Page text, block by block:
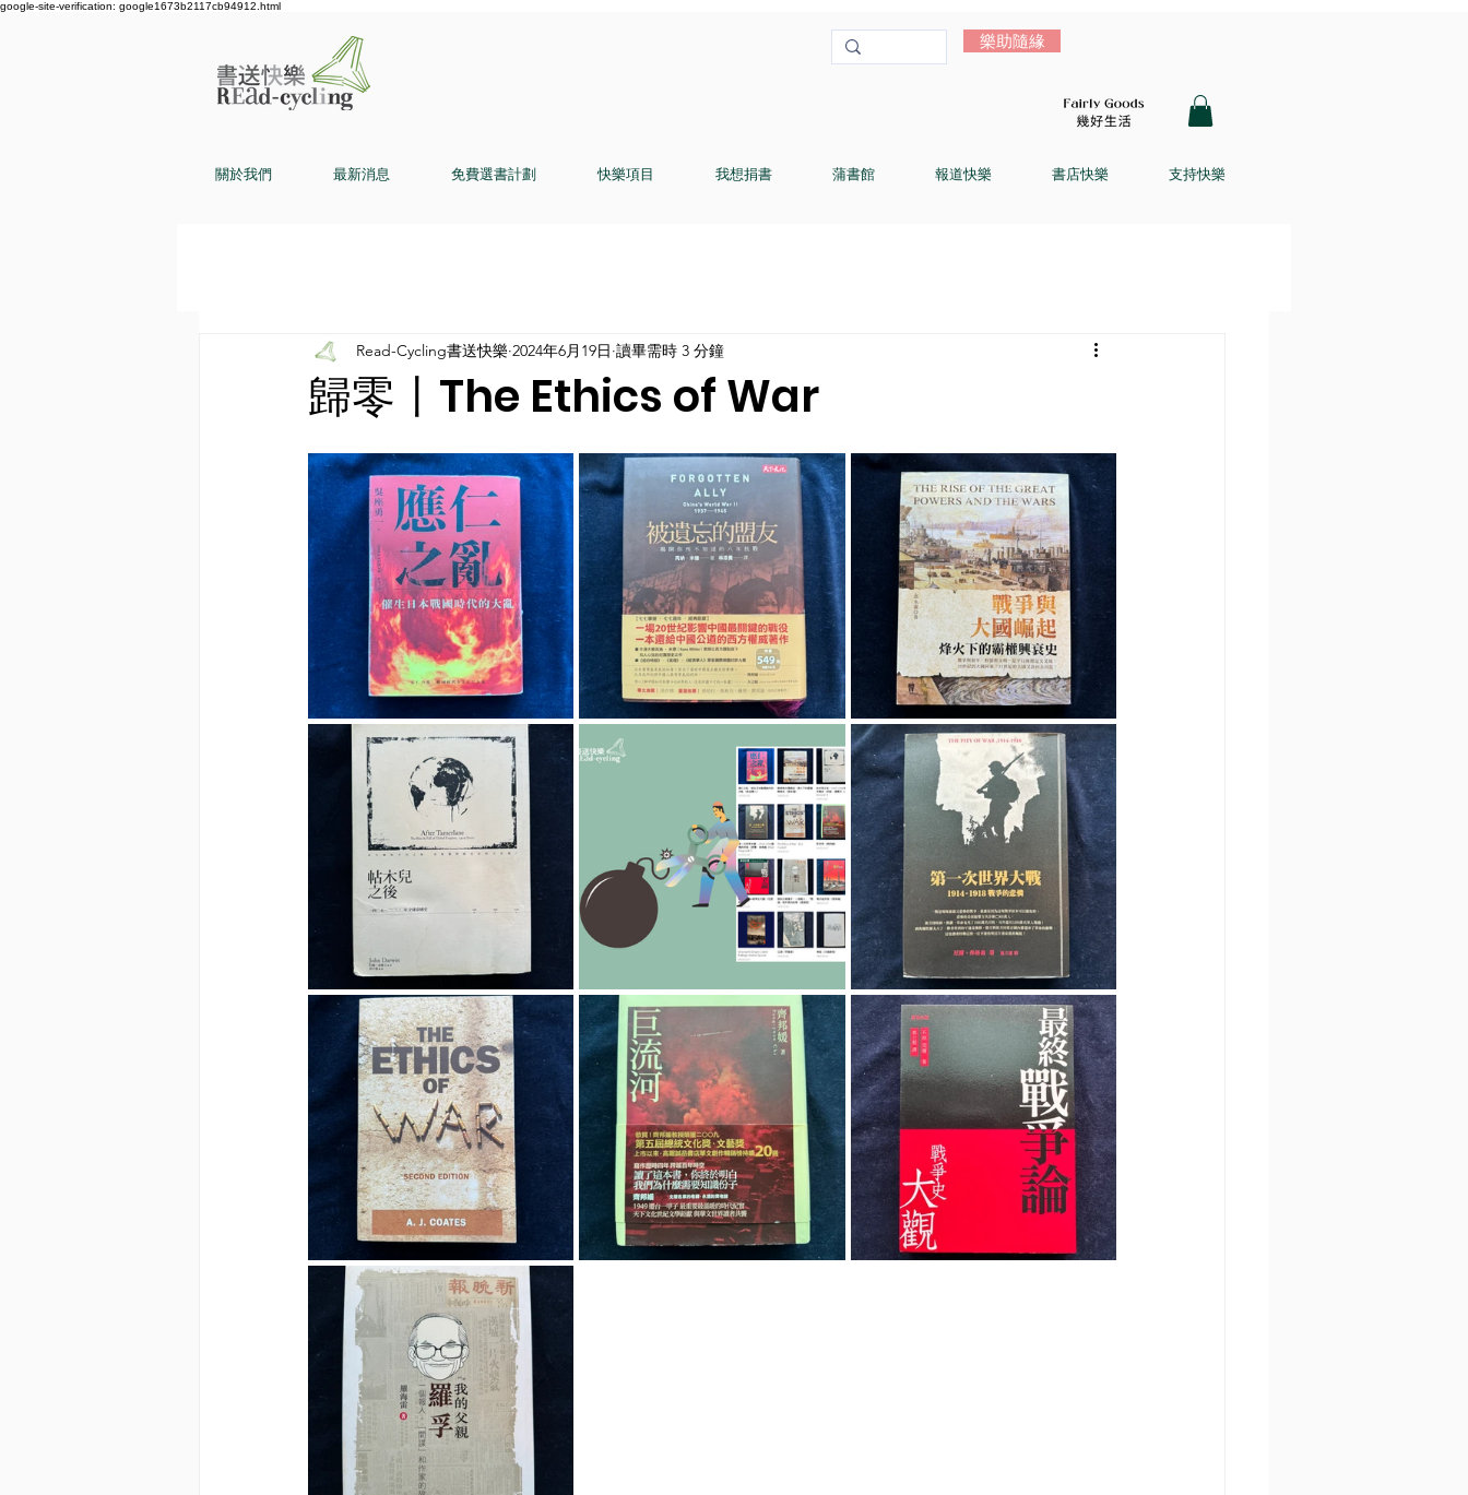
google-site-verification: google1673b2117cb94912.html
樂助隨緣
關於我們 最新消息 免費選書計劃 快樂項目 我想捐書 蒲書館 報道快樂 書店快樂 支持快樂
歸零〡The Ethics of War
Read-Cycling書送快樂 2024年6月19日 讀畢需時 3 分鐘